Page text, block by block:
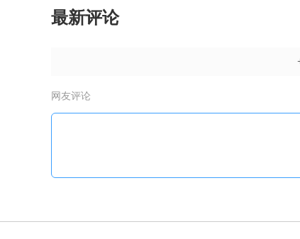
最新评论
网友评论